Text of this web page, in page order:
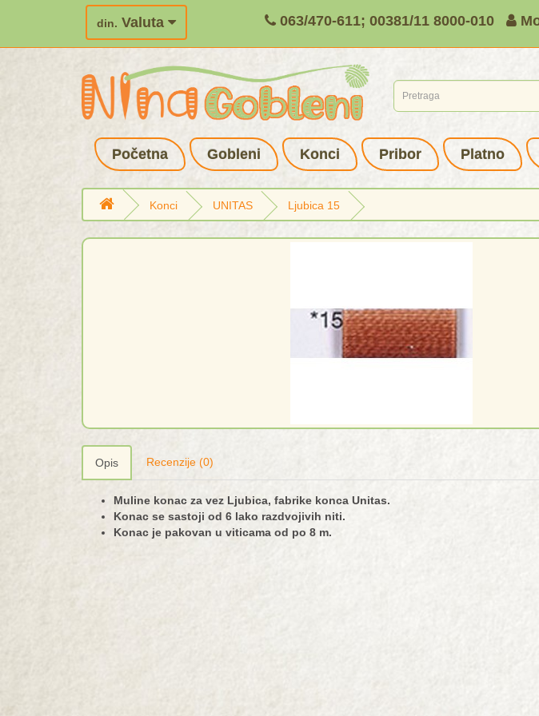
din. Valuta 063/470-611; 00381/11 8000-010
Početna Gobleni Konci Pribor Platno
Konci UNITAS Ljubica 15
Opis Recenzije (0)
Muline konac za vez Ljubica, fabrike konca Unitas.
Konac se sastoji od 6 lako razdvojivih niti.
Konac je pakovan u viticama od po 8 m.